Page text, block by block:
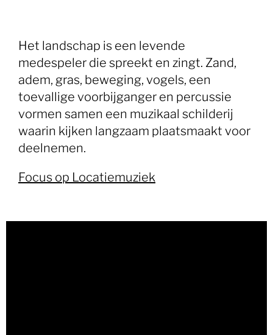
Het landschap is een levende
medespeler die spreekt en zingt. Zand,
adem, gras, beweging, vogels, een
toevallige voorbijganger en percussie
vormen samen een muzikaal schilderij
waarin kijken langzaam plaatsmaakt voor
deelnemen.
Focus op Locatiemuziek